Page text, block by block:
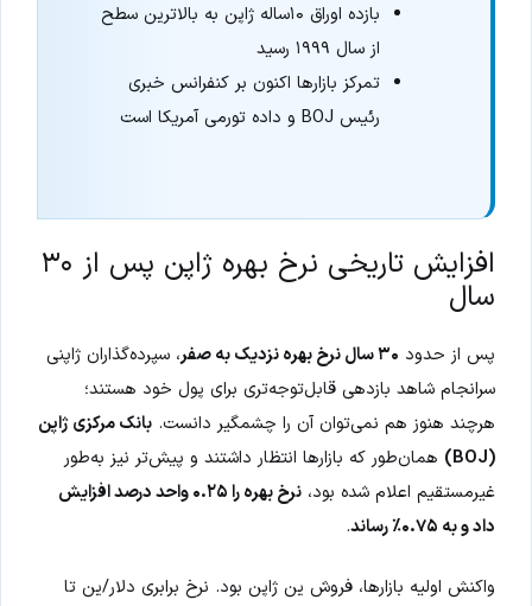
بازده اوراق ۱۰ساله ژاپن به بالاترین سطح
از سال ۱۹۹۹ رسید
تمرکز بازارها اکنون بر کنفرانس خبری
رئیس BOJ و داده تورمی آمریکا است
افزایش تاریخی نرخ بهره ژاپن پس از ۳۰
سال
پس از حدود ۳۰ سال نرخ بهره نزدیک به صفر
، سپرده‌گذاران ژاپنی
سرانجام شاهد بازدهی قابل‌توجه‌تری برای پول خود هستند؛
هرچند هنوز هم نمی‌توان آن را چشمگیر دانست. بانک مرکزی ژاپن
(BOJ)
همان‌طور که بازارها انتظار داشتند و پیش‌تر نیز به‌طور
غیرمستقیم اعلام شده بود،
نرخ بهره را ۰.۲۵ واحد درصد افزایش
داد و به ۰.۷۵٪ رساند
.
واکنش اولیه بازارها، فروش ین ژاپن بود. نرخ برابری دلار/ین تا